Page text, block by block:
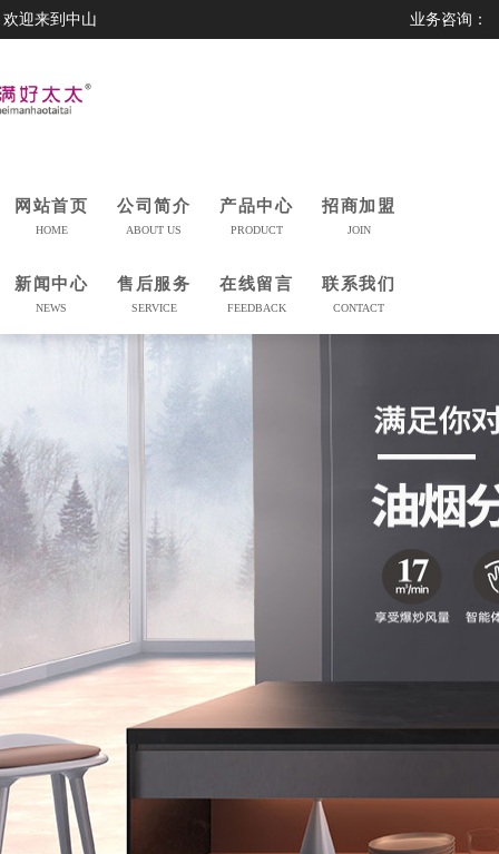
欢迎来到中山
科技有限公司
业务咨询：
网站首页
HOME
公司简介
ABOUT US
产品中心
PRODUCT
招商加盟
JOIN
新闻中心
NEWS
售后服务
SERVICE
在线留言
FEEDBACK
联系我们
CONTACT